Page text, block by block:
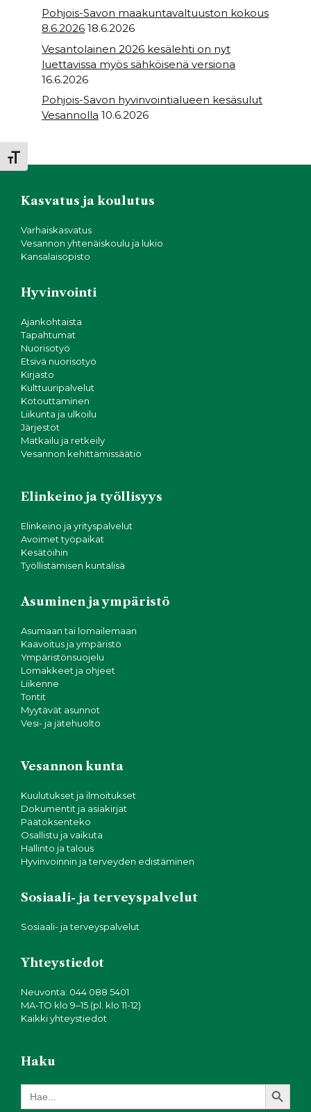
Toggle Font size
Pohjois-Savon maakuntavaltuuston kokous
8.6.2026 18.6.2026
Vesantolainen 2026 kesälehti on nyt
luettavissa myös sähköisenä versiona
16.6.2026
Pohjois-Savon hyvinvointialueen kesäsulut
Vesannolla 10.6.2026
Kasvatus ja koulutus
Varhaiskasvatus
Vesannon yhtenäiskoulu ja lukio
Kansalaisopisto
Hyvinvointi
Ajankohtaista
Tapahtumat
Nuorisotyö
Etsivä nuorisotyö
Kirjasto
Kulttuuripalvelut
Kotouttaminen
Liikunta ja ulkoilu
Järjestöt
Matkailu ja retkeily
Vesannon kehittämissäätiö
Elinkeino ja työllisyys
Elinkeino ja yrityspalvelut
Avoimet työpaikat
Kesätöihin
Työllistämisen kuntalisä
Asuminen ja ympäristö
Asumaan tai lomailemaan
Kaavoitus ja ympäristö
Ympäristönsuojelu
Lomakkeet ja ohjeet
Liikenne
Tontit
Myytävät asunnot
Vesi- ja jätehuolto
Vesannon kunta
Kuulutukset ja ilmoitukset
Dokumentit ja asiakirjat
Päätöksenteko
Osallistu ja vaikuta
Hallinto ja talous
Hyvinvoinnin ja terveyden edistäminen
Sosiaali- ja terveyspalvelut
Sosiaali- ja terveyspalvelut
Yhteystiedot
Neuvonta: 044 088 5401
MA-TO klo 9–15 (pl. klo 11-12)
Kaikki yhteystiedot
Haku
Search
for:
Search Button